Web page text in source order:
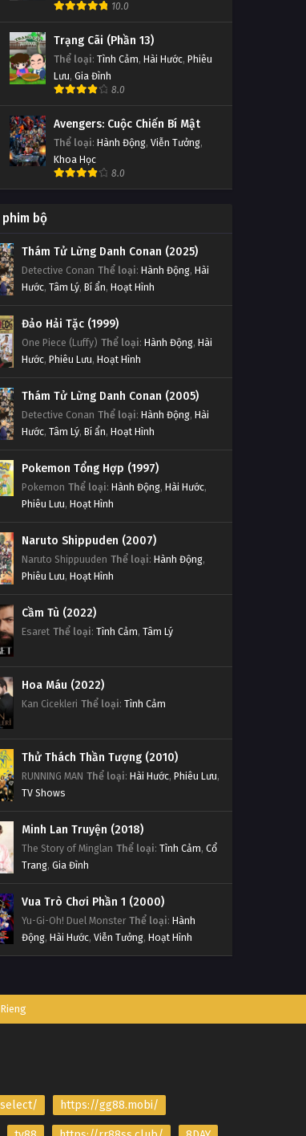
10.0
Trạng Cãi (Phần 13)
Thể loại: Tình Cảm, Hài Hước, Phiêu
Lưu, Gia Đình
8.0
Avengers: Cuộc Chiến Bí Mật
Thể loại: Hành Động, Viễn Tưởng,
Khoa Học
8.0
phim bộ
Thám Tử Lừng Danh Conan (2025)
Detective Conan Thể loại: Hành Động, Hài
Hước, Tâm Lý, Bí ẩn, Hoạt Hình
Đảo Hải Tặc (1999)
One Piece (Luffy) Thể loại: Hành Động, Hài
Hước, Phiêu Lưu, Hoạt Hình
Thám Tử Lừng Danh Conan (2005)
Detective Conan Thể loại: Hành Động, Hài
Hước, Tâm Lý, Bí ẩn, Hoạt Hình
Pokemon Tổng Hợp (1997)
Pokemon Thể loại: Hành Động, Hài Hước,
Phiêu Lưu, Hoạt Hình
Naruto Shippuden (2007)
Naruto Shippuuden Thể loại: Hành Động,
Phiêu Lưu, Hoạt Hình
Cầm Tù (2022)
Esaret Thể loại: Tình Cảm, Tâm Lý
Hoa Máu (2022)
Kan Cicekleri Thể loại: Tình Cảm
Thử Thách Thần Tượng (2010)
RUNNING MAN Thể loại: Hài Hước, Phiêu Lưu,
TV Shows
Minh Lan Truyện (2018)
The Story of Minglan Thể loại: Tình Cảm, Cổ
Trang, Gia Đình
Vua Trò Chơi Phần 1 (2000)
Yu-Gi-Oh! Duel Monster Thể loại: Hành
Động, Hài Hước, Viễn Tưởng, Hoạt Hình
https://gg88.mobi/